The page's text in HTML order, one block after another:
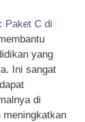
: Paket C di
yang
Ini sangat
di
meningkatkan